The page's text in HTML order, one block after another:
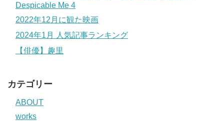
Despicable Me 4
2022年12月に観た映画
2024年1月 人気記事ランキング
【俳優】趣里
カテゴリー
ABOUT
works